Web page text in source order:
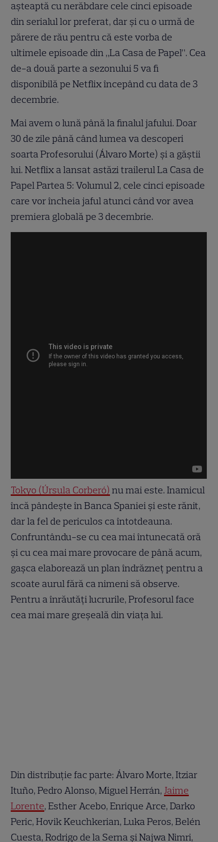
așteaptă cu nerăbdare cele cinci episoade
din serialul lor preferat, dar și cu o urmă de
părere de rău pentru că este vorba de
ultimele episoade din „La Casa de Papel”. Cea
de-a două parte a sezonului 5 va fi
disponibilă pe Netflix începând cu data de 3
decembrie.
Mai avem o lună până la finalul jafului. Doar
30 de zile până când lumea va descoperi
soarta Profesorului (Álvaro Morte) și a găștii
lui. Netflix a lansat astăzi trailerul La Casa de
Papel Partea 5: Volumul 2, cele cinci episoade
care vor încheia jaful atunci când vor avea
premiera globală pe 3 decembrie.
Tokyo (Úrsula Corberó) nu mai este. Inamicul
încă pândește în Banca Spaniei și este rănit,
dar la fel de periculos ca întotdeauna.
Confruntându-se cu cea mai întunecată oră
și cu cea mai mare provocare de până acum,
gașca elaborează un plan îndrăzneț pentru a
scoate aurul fără ca nimeni să observe.
Pentru a înrăutăți lucrurile, Profesorul face
cea mai mare greșeală din viața lui.
Din distribuție fac parte: Álvaro Morte, Itziar
Ituño, Pedro Alonso, Miguel Herrán,Jaime
Lorente, Esther Acebo, Enrique Arce, Darko
Peric, Hovik Keuchkerian, Luka Peros, Belén
Cuesta, Rodrigo de la Serna și Najwa Nimri,